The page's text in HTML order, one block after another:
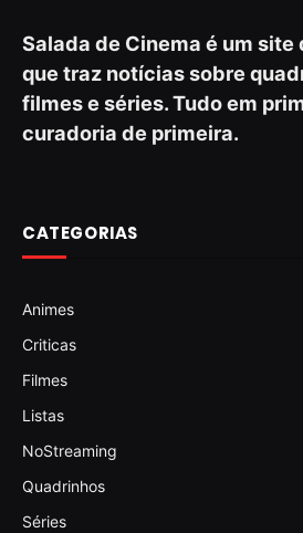
Salada de Cinema é um site
que traz notícias sobre
filmes e séries. Tudo em
curadoria de primeira.
CATEGORIAS
Animes
Criticas
Filmes
Listas
NoStreaming
Quadrinhos
Séries